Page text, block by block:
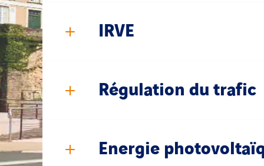
IRVE
Régulation du trafic
Energie